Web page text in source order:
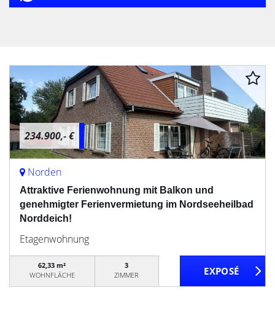
234.900,- €
Norden
Attraktive Ferienwohnung mit Balkon und
genehmigter Ferienvermietung im Nordseeheilbad
Norddeich!
Etagenwohnung
62,33 m²
WOHNFLÄCHE
3
ZIMMER